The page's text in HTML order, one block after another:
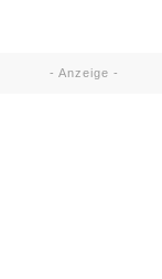
- Anzeige -